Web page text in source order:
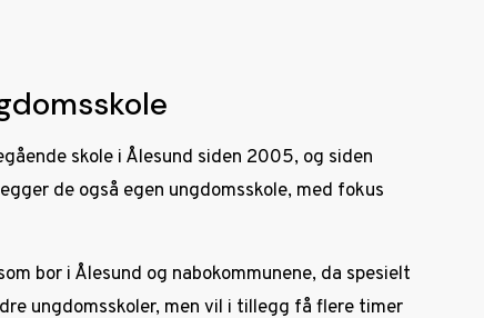
skole i Ålesund siden 2005, og siden
de også egen ungdomsskole, med fokus
bor i Ålesund og nabokommunene, da spesielt
ungdomsskoler, men vil i tillegg få flere timer